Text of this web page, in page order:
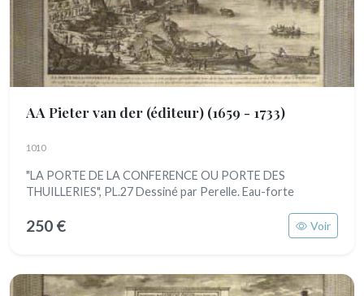
AA Pieter van der (éditeur) (1659 - 1733)
1010
"LA PORTE DE LA CONFERENCE OU PORTE DES
THUILLERIES", PL.27 Dessiné par Perelle. Eau-forte
250 € Voir